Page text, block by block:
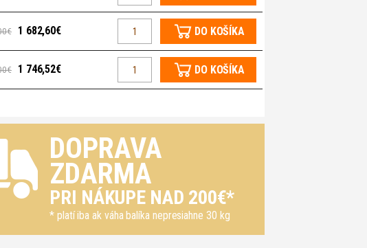
1 682,60€ DO KOŠÍKA
1 746,52€ DO KOŠÍKA
DOPRAVA
ZDARMA
PRI NÁKUPE NAD 200€*
* platí iba ak váha balíka nepresiahne 30 kg